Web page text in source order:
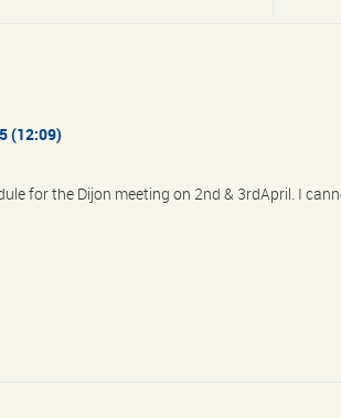
(12:09)
for the Dijon meeting on 2nd & 3rdApril. I